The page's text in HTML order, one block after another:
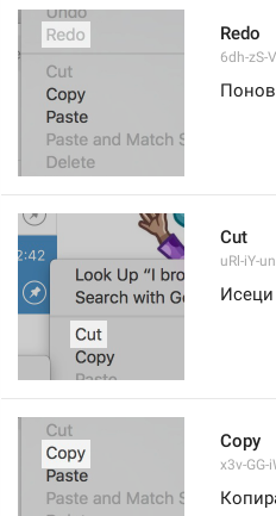
Redo
6dh-zS-
Cut
uRl-iY-
Исеци
Copy
x3v-GG-